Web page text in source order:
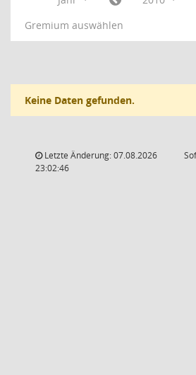
Gremium auswählen
Keine Daten gefunden.
Letzte Änderung: 07.08.2026
23:02:46